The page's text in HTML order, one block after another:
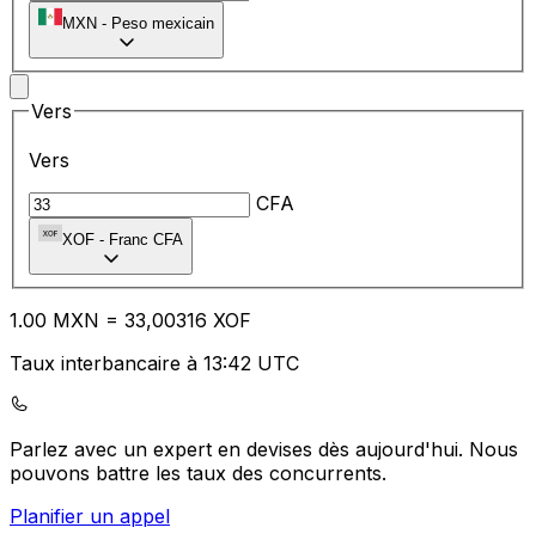
MXN - Peso mexicain
Vers
Vers
CFA
XOF - Franc CFA
1.00 MXN = 33,00316 XOF
Taux interbancaire à 13:42 UTC
Parlez avec un expert en devises dès aujourd'hui. Nous
pouvons battre les taux des concurrents.
Planifier un appel